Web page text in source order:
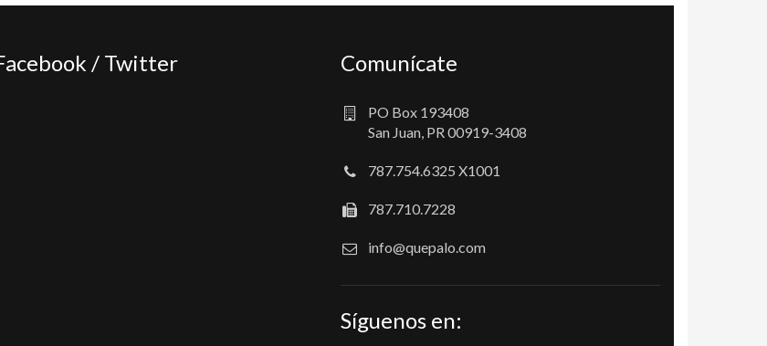
/ Twitter Comunícate
PO Box 193408
San Juan, PR 00919-3408
787.754.6325 X1001
787.710.7228
info@quepalo.com
Síguenos en: